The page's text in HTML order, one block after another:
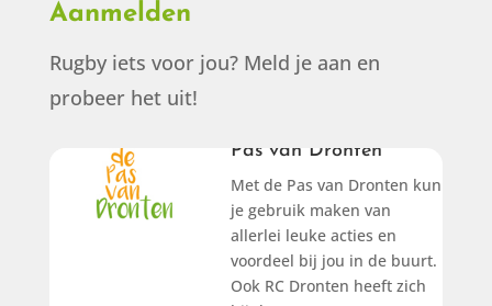
Aanmelden
Rugby iets voor jou? Meld je aan en
probeer het uit!
Pas van Dronten
Met de Pas van Dronten kun
je gebruik maken van
allerlei leuke acties en
voordeel bij jou in de buurt.
Ook RC Dronten heeft zich
Pas van Dronten
Bekijk onze